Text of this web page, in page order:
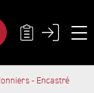
AG
MÉTA-
- Encastré